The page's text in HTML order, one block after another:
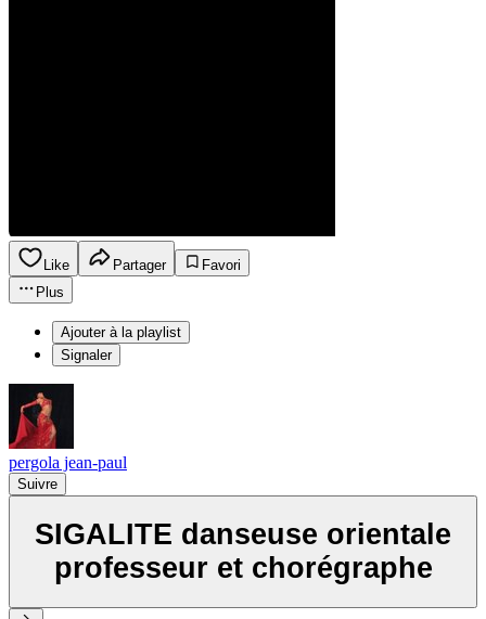
Like Partager
Favori
Plus
Ajouter à la playlist
Signaler
pergola jean-paul
Suivre
SIGALITE danseuse orientale
professeur et chorégraphe